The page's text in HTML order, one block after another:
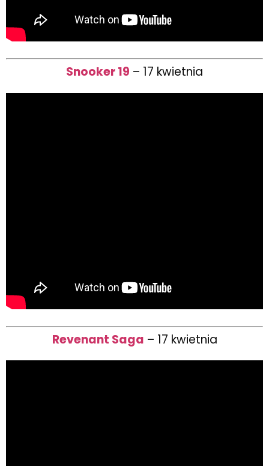
Snooker 19 – 17 kwietnia
Revenant Saga – 17 kwietnia